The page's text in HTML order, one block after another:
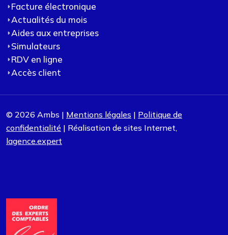
Facture électronique
Actualités du mois
Aides aux entreprises
Simulateurs
RDV en ligne
Accès client
© 2026 Ambs | Mentions légales | Politique de
confidentialité | Réalisation de sites Internet,
lagence.expert